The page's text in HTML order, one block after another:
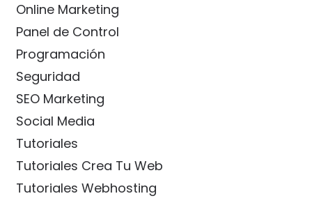
Online Marketing
Panel de Control
Programación
Seguridad
SEO Marketing
Social Media
Tutoriales
Tutoriales Crea Tu Web
Tutoriales Webhosting